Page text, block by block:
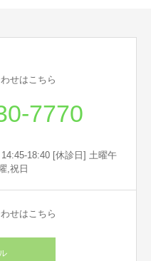
せはこちら
7770
18:40 [休診日] 土曜午
,祝日
せはこちら